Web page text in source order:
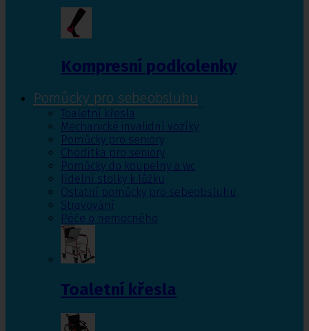
Kompresní podkolenky
Pomůcky pro sebeobsluhu
Toaletní křesla
Mechanické invalidní vozíky
Pomůcky pro seniory
Chodítka pro seniory
Pomůcky do koupelny a wc
Jídelní stolky k lůžku
Ostatní pomůcky pro sebeobsluhu
Stravování
Péče o nemocného
Toaletní křesla